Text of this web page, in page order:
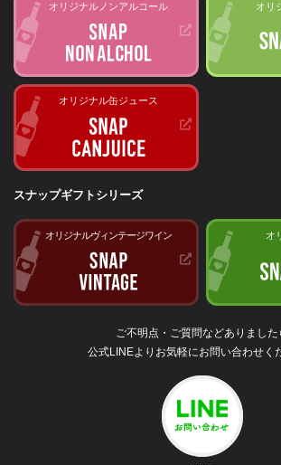
オリジナルノンアルコール オリ
オリジナル缶ジュース
スナップギフトシリーズ
オリジナルヴィンテージワイン オ
ご不明点・ご質問などありました
公式LINEよりお気軽にお問い合わせく